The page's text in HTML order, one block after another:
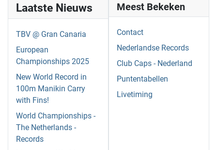
Laatste Nieuws
TBV @ Gran Canaria
European
Championships 2025
New World Record in
100m Manikin Carry
with Fins!
World Championships -
The Netherlands -
Records
Meest Bekeken
Contact
Nederlandse Records
Club Caps - Nederland
Puntentabellen
Livetiming